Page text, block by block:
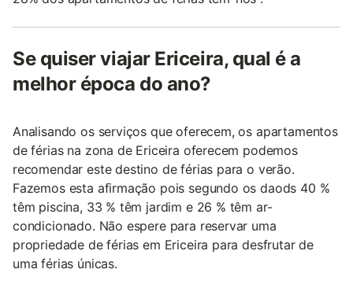
Se quiser viajar Ericeira, qual é a
melhor época do ano?
Analisando os serviços que oferecem, os apartamentos
de férias na zona de Ericeira oferecem podemos
recomendar este destino de férias para o verão.
Fazemos esta afirmação pois segundo os daods 40 %
têm piscina, 33 % têm jardim e 26 % têm ar-
condicionado. Não espere para reservar uma
propriedade de férias em Ericeira para desfrutar de
uma férias únicas.